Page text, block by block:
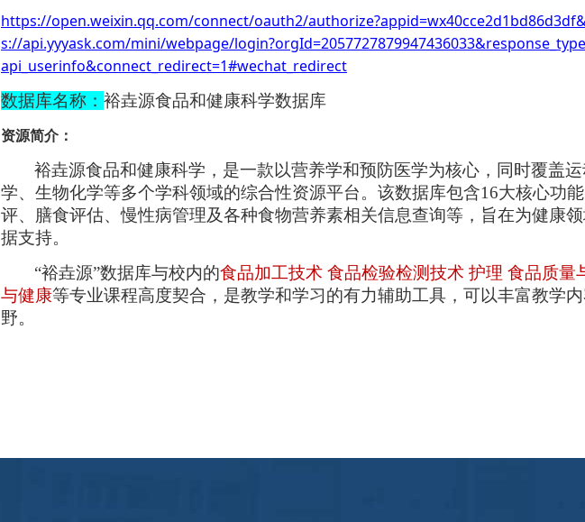
https://open.weixin.qq.com/connect/oauth2/
s://api.yyyask.com/mini/webpage/
api_userinfo&connect_redirect=1#wechat_redirect
数据库名称： 裕垚源食品和健康科学数据库
资源简介：
裕垚源食品和健康科学 ，是一款以营养学和预防医学为核心，同时覆盖
学、生物化学等多个学科领域的综合性资源平台。该数据库包含16大核心功
评、膳食评估、慢性病管理及各种食物营养素相关信息查询等，旨在为健康
据支持。
“裕垚源”数据库与校内的食品加工技术 食品检验检测技术 护理 食品质量
与健康等专业课程高度契合，是教学和学习的有力辅助工具 ，可以丰富教学
野。